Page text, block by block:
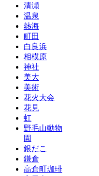
清瀬
温泉
熱海
町田
白良浜
相模原
神社
美大
美術
花火大会
花見
虹
野毛山動物
園
銀だこ
鎌倉
高倉町珈琲